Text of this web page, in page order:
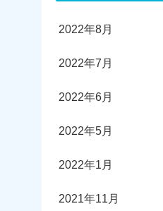
2022年8月
2022年7月
2022年6月
2022年5月
2022年1月
2021年11月